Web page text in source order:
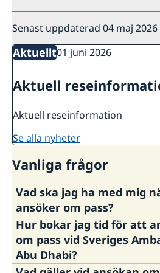
Senast uppdaterad 04 maj 2026
Aktuellt01 juni 2026
Aktuell
Aktuell reseinformation
se alla nyheter
Vanliga frågor
Vad ska jag ha med mig
ansöker om pass?
Utförlig information om vad
med dig vid
tidsbokning av
Hur bokar jag tid för att
om pass vid Sveriges
Abu Dhabi?